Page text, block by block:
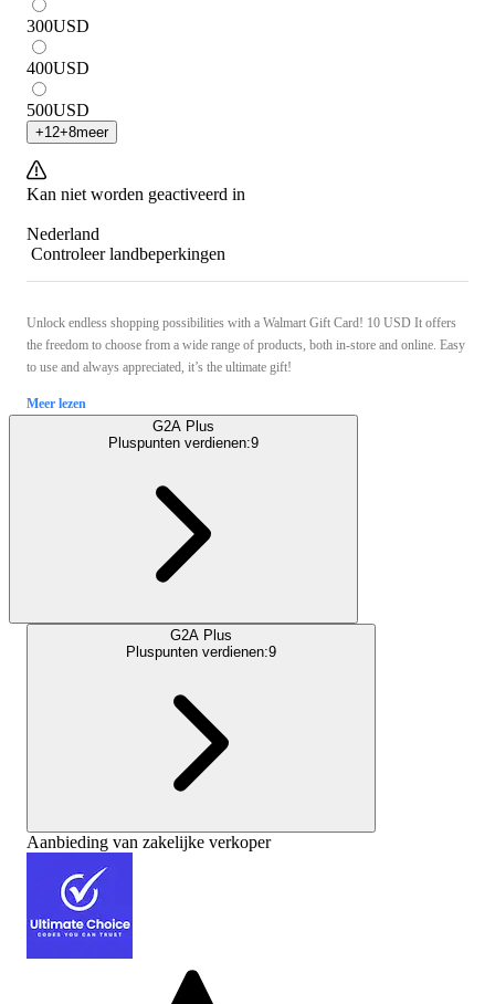
300USD
400USD
500USD
+12+8meer
Kan niet worden geactiveerd in
Nederland
Controleer landbeperkingen
Unlock endless shopping possibilities with a Walmart Gift Card! 10 USD It offers
the freedom to choose from a wide range of products, both in-store and online. Easy
to use and always appreciated, it’s the ultimate gift!
Meer lezen
G2A Plus
Pluspunten verdienen:9
G2A Plus
Pluspunten verdienen:9
Aanbieding van zakelijke verkoper